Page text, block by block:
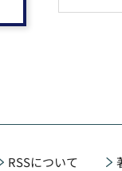
RSSについて